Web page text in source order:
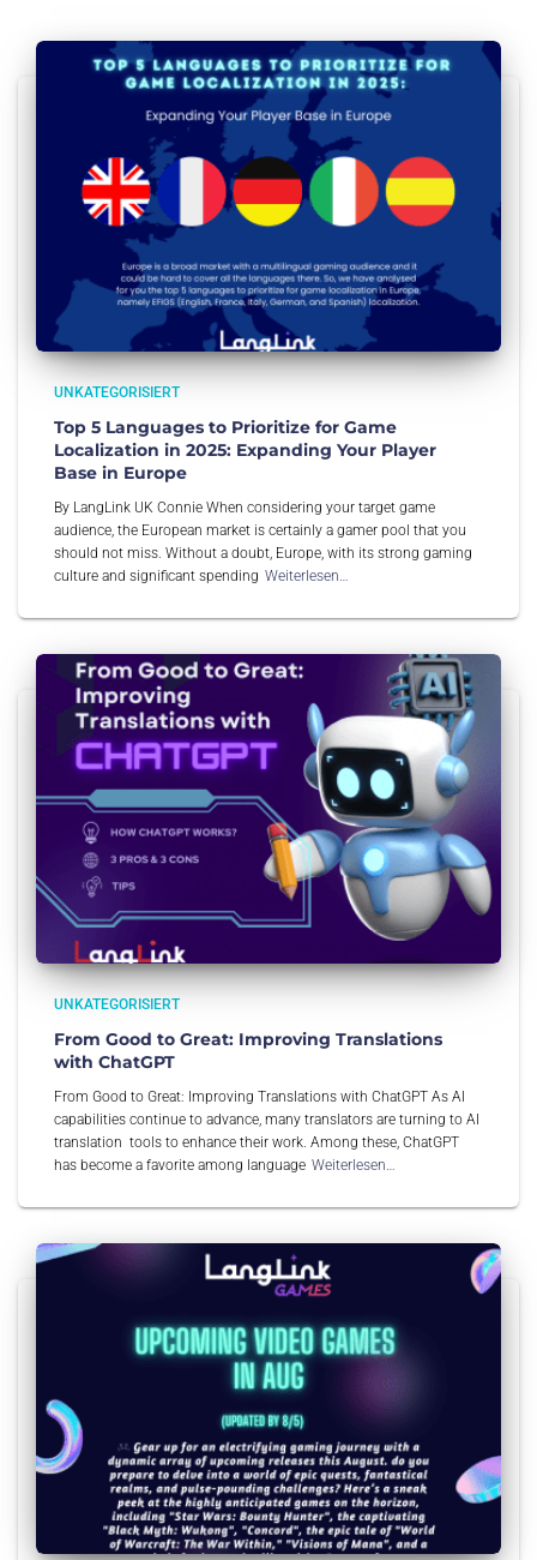
UNKATEGORISIERT
Top 5 Languages to Prioritize for Game
Localization in 2025: Expanding Your Player
Base in Europe
By LangLink UK Connie When considering your target game
audience, the European market is certainly a gamer pool that you
should not miss. Without a doubt, Europe, with its strong gaming
culture and significant spending Weiterlesen…
UNKATEGORISIERT
From Good to Great: Improving Translations
with ChatGPT
From Good to Great: Improving Translations with ChatGPT As AI
capabilities continue to advance, many translators are turning to AI
translation tools to enhance their work. Among these, ChatGPT
has become a favorite among language Weiterlesen…